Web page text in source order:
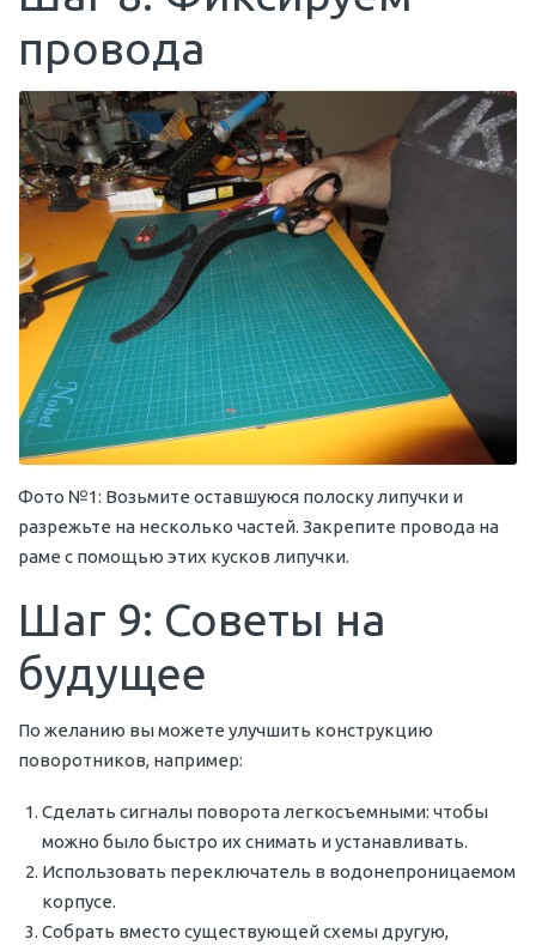
провода
Фото №1: Возьмите оставшуюся полоску липучки и
разрежьте на несколько частей. Закрепите провода на
раме с помощью этих кусков липучки.
Шаг 9: Советы на
будущее
По желанию вы можете улучшить конструкцию
поворотников, например:
Сделать сигналы поворота легкосъемными: чтобы
можно было быстро их снимать и устанавливать.
Использовать переключатель в водонепроницаемом
корпусе.
Собрать вместо существующей схемы другую,